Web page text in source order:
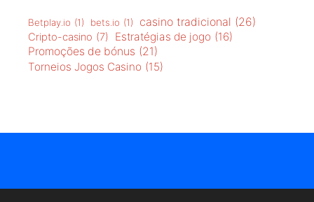
Betplay.io (1) bets.io (1) casino tradicional (26)
Cripto-casino (7) Estratégias de jogo (16)
Promoções de bónus (21)
Torneios Jogos Casino (15)